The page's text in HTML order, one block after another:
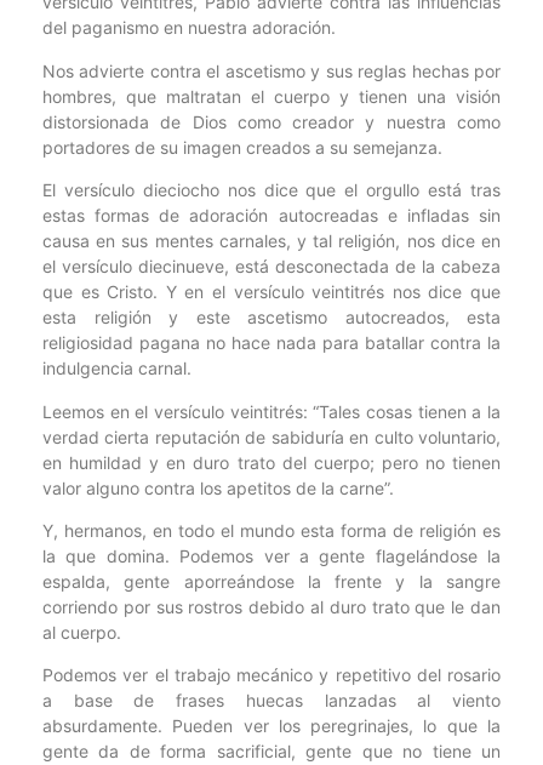
del paganismo en nuestra adoración.
Nos advierte contra el ascetismo y sus reglas hechas por
hombres, que maltratan el cuerpo y tienen una visión
distorsionada de Dios como creador y nuestra como
portadores de su imagen creados a su semejanza.
El versículo dieciocho nos dice que el orgullo está tras
estas formas de adoración autocreadas e infladas sin
causa en sus mentes carnales, y tal religión, nos dice en
el versículo diecinueve, está desconectada de la cabeza
que es Cristo. Y en el versículo veintitrés nos dice que
esta religión y este ascetismo autocreados, esta
religiosidad pagana no hace nada para batallar contra la
indulgencia carnal.
Leemos en el versículo veintitrés: “Tales cosas tienen a la
verdad cierta reputación de sabiduría en culto voluntario,
en humildad y en duro trato del cuerpo; pero no tienen
valor alguno contra los apetitos de la carne”.
Y, hermanos, en todo el mundo esta forma de religión es
la que domina. Podemos ver a gente flagelándose la
espalda, gente aporreándose la frente y la sangre
corriendo por sus rostros debido al duro trato que le dan
al cuerpo.
Podemos ver el trabajo mecánico y repetitivo del rosario
a base de frases huecas lanzadas al viento
absurdamente. Pueden ver los peregrinajes, lo que la
gente da de forma sacrificial, gente que no tiene un